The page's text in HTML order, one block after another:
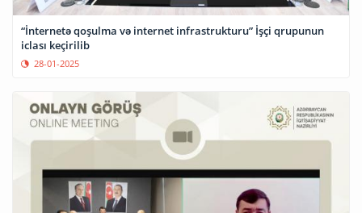
“İnternetə qoşulma və internet infrastrukturu” İşçi qrupunun
iclası keçirilib
28-01-2025